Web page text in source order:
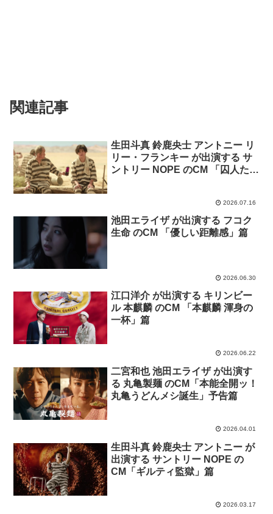
関連記事
生田斗真 鈴鹿央士 アントニー リ
リー・フランキー が出演する サ
ントリー NOPE のCM 「囚人たち
2026.07.16
池田エライザ が出演する フコク
生命 のCM 「優しい距離感」篇
2026.06.30
江口洋介 が出演する キリンビー
ル 本麒麟 のCM 「本麒麟 渾身の
一杯」篇
2026.06.22
二宮和也 池田エライザ が出演す
る 丸亀製麺 のCM「本能全開ッ！
丸亀うどんメシ誕生」予告篇
2026.04.01
生田斗真 鈴鹿央士 アントニー が
出演する サントリー NOPE の
CM「ギルティ監獄」篇
2026.03.17